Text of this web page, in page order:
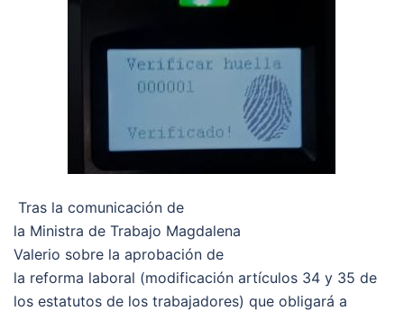
Tras la comunicación de
la Ministra de Trabajo Magdalena
Valerio sobre la aprobación de
la reforma laboral (modificación artículos 34 y 35 de
los estatutos de los trabajadores) que obligará a